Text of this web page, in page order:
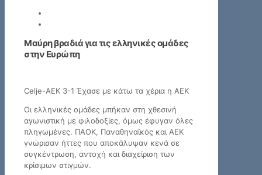
Μαύρη βραδιά για τις ελληνικές ομάδες
στην Ευρώπη
Celje-AEK 3-1 Έχασε με κάτω τα χέρια η ΑΕΚ
Οι ελληνικές ομάδες μπήκαν στη χθεσινή
αγωνιστική με φιλοδοξίες, όμως έφυγαν όλες
πληγωμένες. ΠΑΟΚ, Παναθηναϊκός και ΑΕΚ
γνώρισαν ήττες που αποκάλυψαν κενά σε
συγκέντρωση, αντοχή και διαχείριση των
κρίσιμων στιγμών.